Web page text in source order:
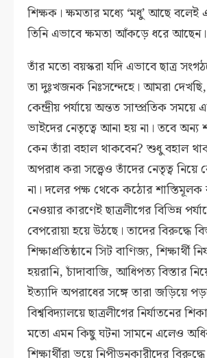
শিক্ষক। ক্ষমতার মধ্যে ‘মধু’ আছে
তিনি এভাবে ক্ষমতা আঁকড়ে ধরে আছেন।
তাঁর মতো বয়স্করা যদি এভাবে ছাত্র
তা দুঃখজনক নিঃসন্দেহে। আমরা দেখছি,
কেন্দ্রীয় পর্যায়ে অন্তত সাম্প্রতিক
ভাইদের নেতৃত্বে আনা হয় না। তবে
কেন তাঁরা বহাল থাকবেন? শুধু বহাল
অপরাধ করা সত্ত্বেও তাঁদের নেতৃত্ব নিয়ে
না। দলের পক্ষ থেকে কঠোর শাস্তিমূলক
নেওয়ার কারণেই ছাত্রলীগের বিভিন্ন
বেপরোয়া হয়ে উঠছে। তাদের বিরুদ্ধে
শিক্ষাপ্রতিষ্ঠানে সিট বাণিজ্য, শিক্ষার্থী
হয়রানি, চাঁদাবাজি, আধিপত্য বিস্তার
ইত্যাদি অপরাধের সঙ্গে তারা জড়িয়ে
বিশ্ববিদ্যালয়ে ছাত্রলীগের নির্যাতনের
মতো এমন কিছু ঘটনা সামনে এলেও